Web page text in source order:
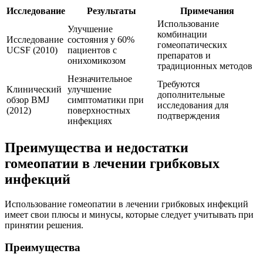
Исследование Результаты Примечания
Исследование
UCSF (2010)
Улучшение
состояния у 60%
пациентов с
онихомикозом
Использование
комбинации
гомеопатических
препаратов и
традиционных методов
Клинический
обзор BMJ
(2012)
Незначительное
улучшение
симптоматики при
поверхностных
инфекциях
Требуются
дополнительные
исследования для
подтверждения
Преимущества и недостатки
гомеопатии в лечении грибковых
инфекций
Использование гомеопатии в лечении грибковых инфекций
имеет свои плюсы и минусы, которые следует учитывать при
принятии решения.
Преимущества